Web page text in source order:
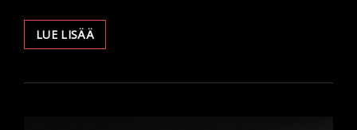
LUE LISÄÄMINÄ
LENNÄN